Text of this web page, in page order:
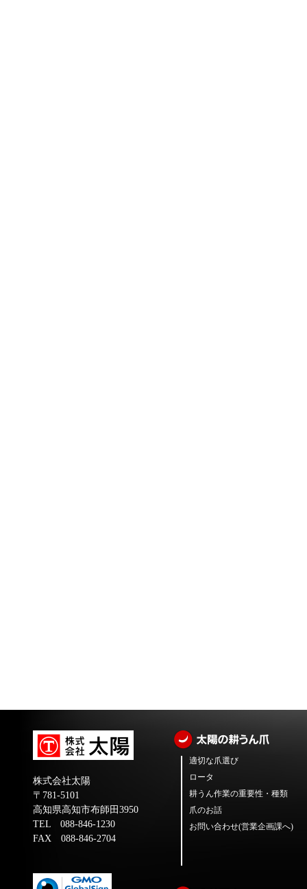
株式会社太陽
〒781-5101
高知県高知市布師田3950
TEL 088-846-1230
FAX 088-846-2704
適切な爪選び
ロータ
耕うん作業の重要性・種類
爪のお話
お問い合わせ(営業企画課へ)